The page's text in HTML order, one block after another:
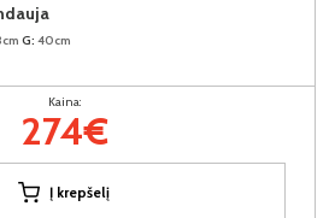
G: 40cm
Kaina:
274€
Į krepšelį